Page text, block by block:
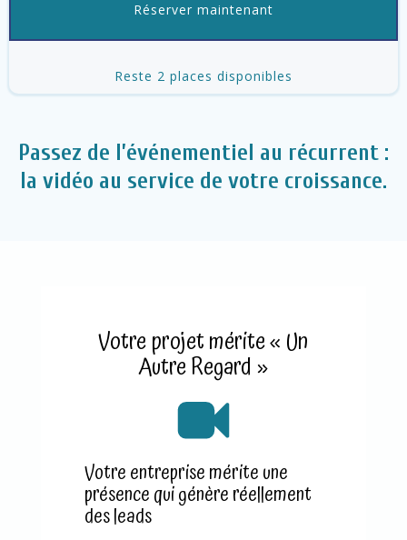
Réserver maintenant
Reste 2 places disponibles
Passez de l’événementiel au récurrent :
la vidéo au service de votre croissance.
Votre projet mérite « Un
Autre Regard »
Votre entreprise mérite une
présence qui génère réellement
des leads